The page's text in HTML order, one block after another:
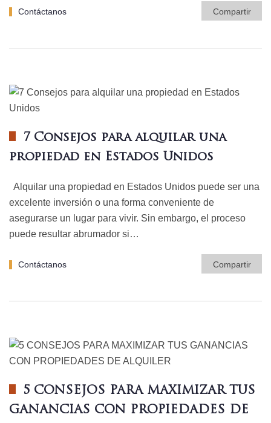
Contáctanos Compartir
7 Consejos para alquilar una
propiedad en Estados Unidos
Alquilar una propiedad en Estados Unidos puede ser una
excelente inversión o una forma conveniente de
asegurarse un lugar para vivir. Sin embargo, el proceso
puede resultar abrumador si…
Contáctanos Compartir
5 CONSEJOS PARA MAXIMIZAR TUS
GANANCIAS CON PROPIEDADES DE